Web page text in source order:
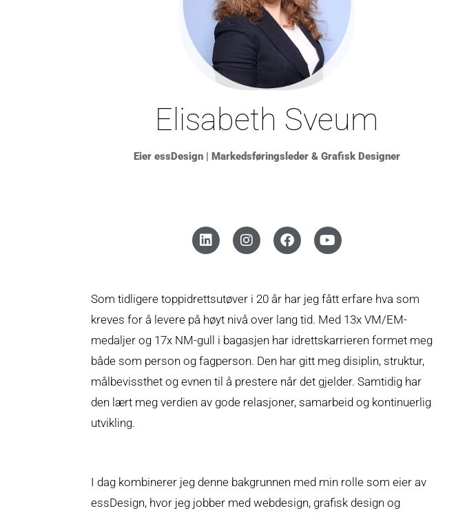
Elisabeth Sveum
Eier essDesign | Markedsføringsleder & Grafisk Designer
Som tidligere toppidrettsutøver i 20 år har jeg fått erfare hva som
kreves for å levere på høyt nivå over lang tid. Med 13x VM/EM-
medaljer og 17x NM-gull i bagasjen har idrettskarrieren formet meg
både som person og fagperson. Den har gitt meg disiplin, struktur,
målbevissthet og evnen til å prestere når det gjelder. Samtidig har
den lært meg verdien av gode relasjoner, samarbeid og kontinuerlig
utvikling.
I dag kombinerer jeg denne bakgrunnen med min rolle som eier av
essDesign, hvor jeg jobber med webdesign, grafisk design og